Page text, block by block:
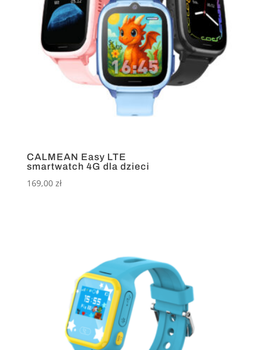
CALMEAN Easy LTE
smartwatch 4G dla dzieci
169,00 zł